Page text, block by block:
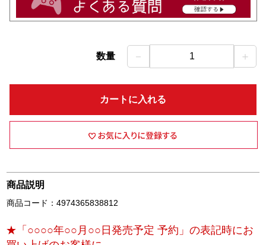
数量 － 1 ＋
カートに入れる
商品説明
商品コード：4974365838812
★「○○○○年○○月○○日発売予定 予約」の表記時にお